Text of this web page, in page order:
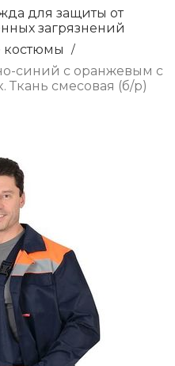
для защиты от
загрязнений
костюмы /
синий с оранжевым с
Ткань смесовая (б/р)